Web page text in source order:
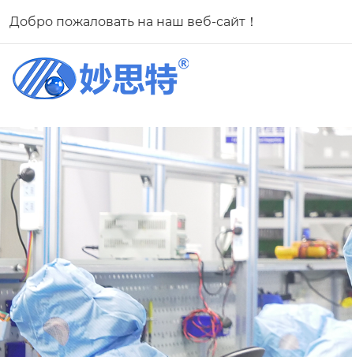
Добро пожаловать на наш веб-сайт！